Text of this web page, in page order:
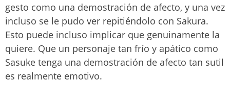
gesto como una demostración de afecto, y una vez
incluso se le pudo ver repitiéndolo con Sakura.
Esto puede incluso implicar que genuinamente la
quiere. Que un personaje tan frío y apático como
Sasuke tenga una demostración de afecto tan sutil
es realmente emotivo.